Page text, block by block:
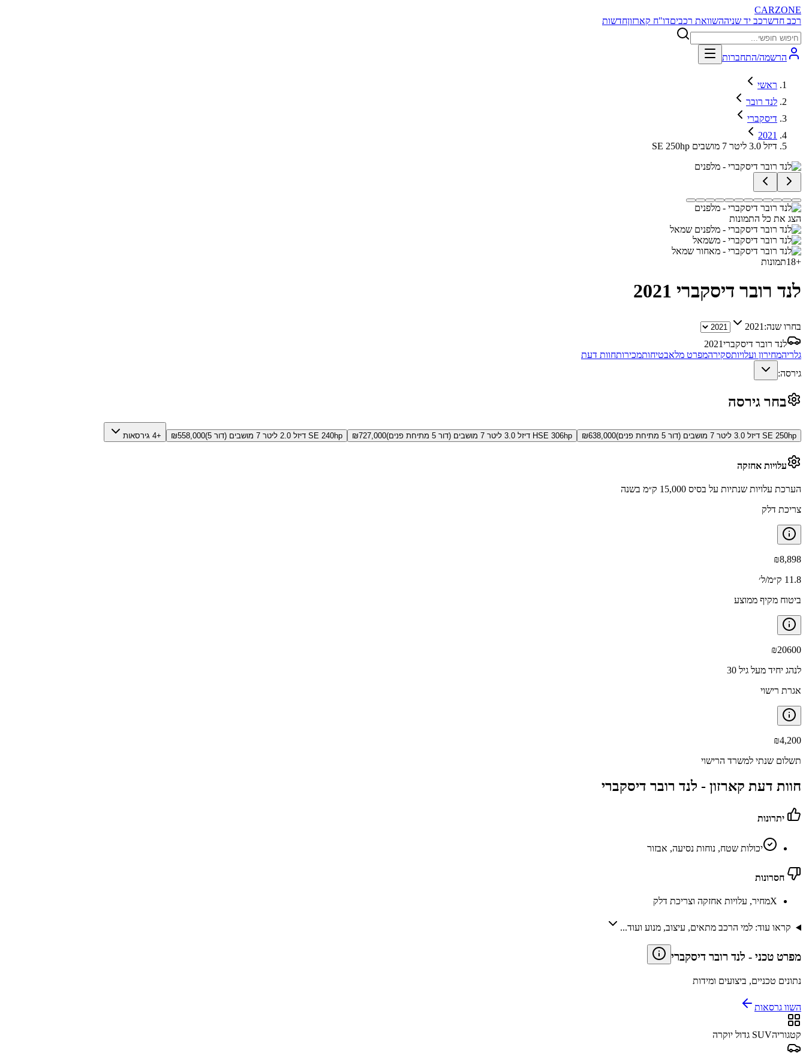
CARZONE
רכב חדשרכב יד שניההשוואת רכביםדו"ח קארזוןחדשות
הרשמה/התחברות
ראשי
לנד רובר
דיסקברי
2021
SE 250hp דיזל 3.0 ליטר 7 מושבים
הצג את כל התמונות
+
18תמונות
לנד רובר דיסקברי 2021
בחרו שנה: 2021
לנד רובר דיסקברי2021
גלריהמחירון ועלויותסקירהמפרט מלאבטיחותמכירותחוות דעת
גירסה:
בחר גירסה
SE 250hp דיזל 3.0 ליטר 7 מושבים (דור 5 מתיחת פנים) ₪638,000 HSE 306hp דיזל 3.0 ליטר 7 מושבים (דור 5 מתיחת פנים) ₪727,000 SE 240hp דיזל 2.0 ליטר 7 מושבים (דור 5) ₪558,000 +4 גירסאות
עלויות אחזקה
הערכת עלויות שנתיות על בסיס 15,000 ק״מ בשנה
צריכת דלק
₪8,898
11.8 ק״מ/ל׳
ביטוח מקיף ממוצע
₪20600
לנהג יחיד מעל גיל 30
אגרת רישוי
₪4,200
תשלום שנתי למשרד הרישוי
חוות דעת קארזון - לנד רובר דיסקברי
יתרונות
יכולות שטח, נוחות נסיעה, אבזור
חסרונות
Xמחיר, עלויות אחזקה וצריכת דלק
קראו עוד: למי הרכב מתאים, עיצוב, מנוע ועוד...
מפרט טכני - לנד רובר דיסקברי
נתונים טכניים, ביצועים ומידות
השוו גרסאות
קטגוריהSUV גדול יוקרה